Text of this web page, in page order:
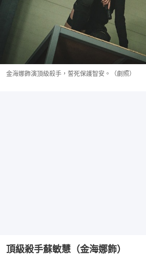
金海娜飾演頂級殺手，誓死保護智安。（劇照）
頂級殺手蘇敏慧（金海娜飾）